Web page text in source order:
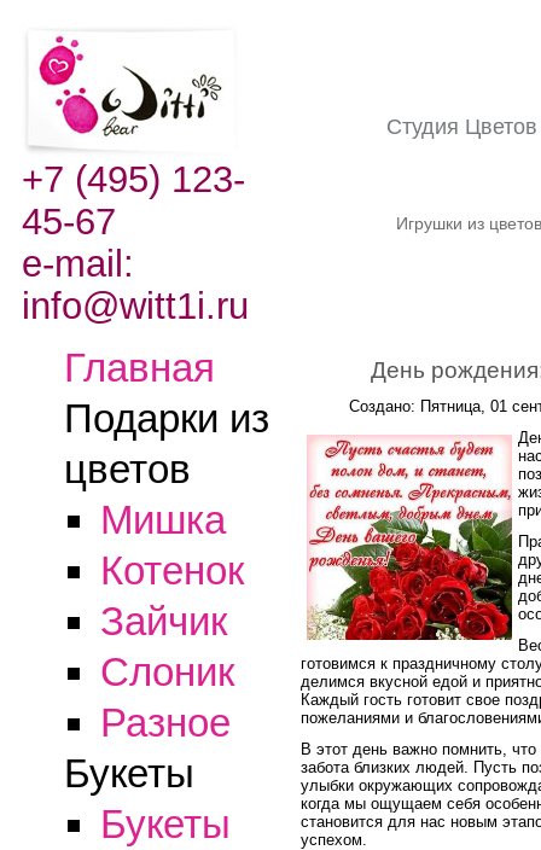
+7 (495) 123-
45-67
e-mail:
info@witt1i.ru
Студия
Игрушки из
Главная
Подарки из
цветов
Мишка
Котенок
Зайчик
Слоник
Разное
Букеты
Букеты
День
Создано: Пятница, 01
готовимся к праздничному
делимся вкусной едой и
Каждый гость готовит свое
пожеланиями и
В этот день важно помнить,
забота близких людей. Пусть
улыбки окружающих
когда мы ощущаем себя
становится для нас новым
успехом.